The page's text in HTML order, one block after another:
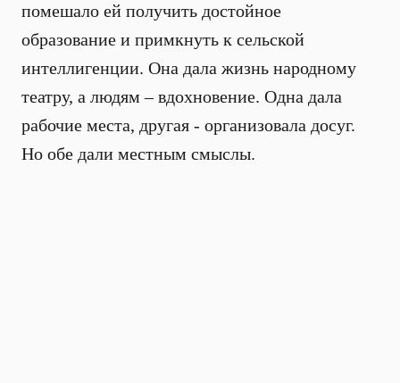
помешало ей получить достойное
образование и примкнуть к сельской
интеллигенции. Она дала жизнь народному
театру, а людям – вдохновение. Одна дала
рабочие места, другая - организовала досуг.
Но обе дали местным смыслы.